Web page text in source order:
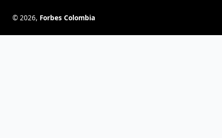
© 2026, Forbes Colombia